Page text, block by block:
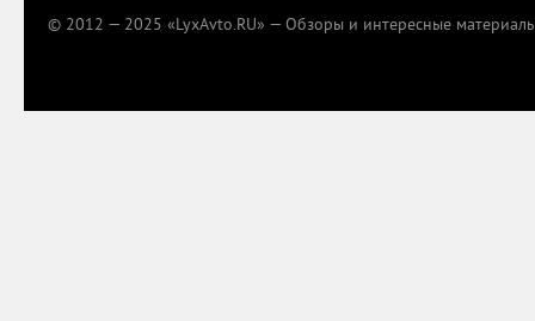
© 2012 — 2025 «LyxAvto.RU» — Обзоры и интересные